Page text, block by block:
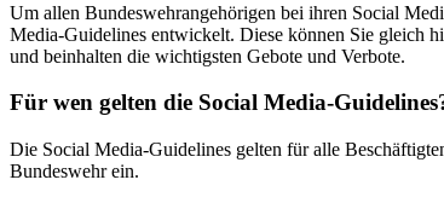
Um allen Bundeswehrangehörigen bei ihren Social
Media-Guidelines entwickelt. Diese können Sie gleich
und beinhalten die wichtigsten Gebote und Verbote.
Für wen gelten die Social Media-
Die Social Media-Guidelines gelten für alle
Bundeswehr ein.